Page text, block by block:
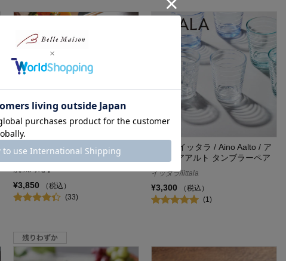
スモールボウル６枚組「Ｂｒｕｓ
ｈ Ｂｌｕｅ」 【電子レンジ・食
¥3,850
（税込）
(33)
iittala / イッタラ / Aino Aalto / ア
イノ・アアルト タンブラーペア
イッタラ/iittala
¥3,300
（税込）
(1)